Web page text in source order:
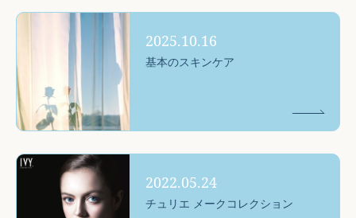
2025.10.16
基本のスキンケア
2022.05.24
チュリエ メークコレクション